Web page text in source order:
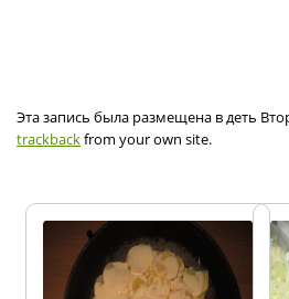
Эта запись была размещена в деть
trackbackfrom your own site.